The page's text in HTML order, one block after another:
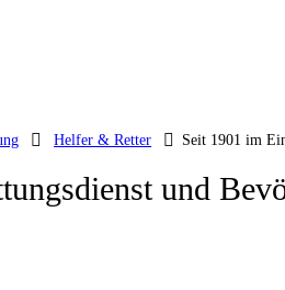
Helfer & Retter Seit 1901 im
und